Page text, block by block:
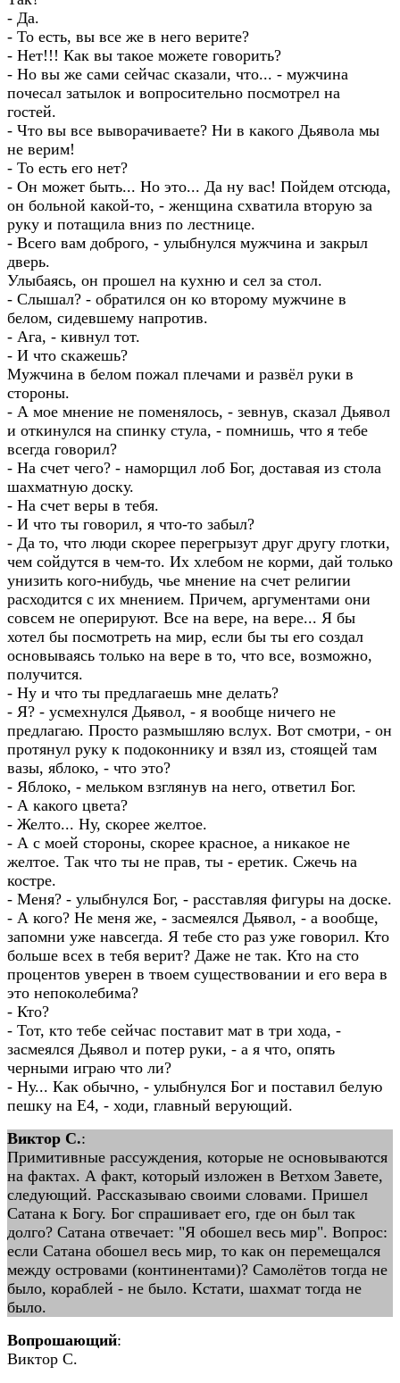
- Да.
- То есть, вы все же в него верите?
- Нет!!! Как вы такое можете говорить?
- Но вы же сами сейчас сказали, что... - мужчина
почесал затылок и вопросительно посмотрел на
гостей.
- Что вы все выворачиваете? Ни в какого Дьявола мы
не верим!
- То есть его нет?
- Он может быть... Но это... Да ну вас! Пойдем отсюда,
он больной какой-то, - женщина схватила вторую за
руку и потащила вниз по лестнице.
- Всего вам доброго, - улыбнулся мужчина и закрыл
дверь.
Улыбаясь, он прошел на кухню и сел за стол.
- Слышал? - обратился он ко второму мужчине в
белом, сидевшему напротив.
- Ага, - кивнул тот.
- И что скажешь?
Мужчина в белом пожал плечами и развёл руки в
стороны.
- А мое мнение не поменялось, - зевнув, сказал Дьявол
и откинулся на спинку стула, - помнишь, что я тебе
всегда говорил?
- На счет чего? - наморщил лоб Бог, доставая из стола
шахматную доску.
- На счет веры в тебя.
- И что ты говорил, я что-то забыл?
- Да то, что люди скорее перегрызут друг другу глотки,
чем сойдутся в чем-то. Их хлебом не корми, дай только
унизить кого-нибудь, чье мнение на счет религии
расходится с их мнением. Причем, аргументами они
совсем не оперируют. Все на вере, на вере... Я бы
хотел бы посмотреть на мир, если бы ты его создал
основываясь только на вере в то, что все, возможно,
получится.
- Ну и что ты предлагаешь мне делать?
- Я? - усмехнулся Дьявол, - я вообще ничего не
предлагаю. Просто размышляю вслух. Вот смотри, - он
протянул руку к подоконнику и взял из, стоящей там
вазы, яблоко, - что это?
- Яблоко, - мельком взглянув на него, ответил Бог.
- А какого цвета?
- Желто... Ну, скорее желтое.
- А с моей стороны, скорее красное, а никакое не
желтое. Так что ты не прав, ты - еретик. Сжечь на
костре.
- Меня? - улыбнулся Бог, - расставляя фигуры на доске.
- А кого? Не меня же, - засмеялся Дьявол, - а вообще,
запомни уже навсегда. Я тебе сто раз уже говорил. Кто
больше всех в тебя верит? Даже не так. Кто на сто
процентов уверен в твоем существовании и его вера в
это непоколебима?
- Кто?
- Тот, кто тебе сейчас поставит мат в три хода, -
засмеялся Дьявол и потер руки, - а я что, опять
черными играю что ли?
- Ну... Как обычно, - улыбнулся Бог и поставил белую
пешку на E4, - ходи, главный верующий.
Виктор С.:
Примитивные рассуждения, которые не основываются
на фактах. А факт, который изложен в Ветхом Завете,
следующий. Рассказываю своими словами. Пришел
Сатана к Богу. Бог спрашивает его, где он был так
долго? Сатана отвечает: "Я обошел весь мир". Вопрос:
если Сатана обошел весь мир, то как он перемещался
между островами (континентами)? Самолётов тогда не
было, кораблей - не было. Кстати, шахмат тогда не
было.
Вопрошающий:
Виктор С.